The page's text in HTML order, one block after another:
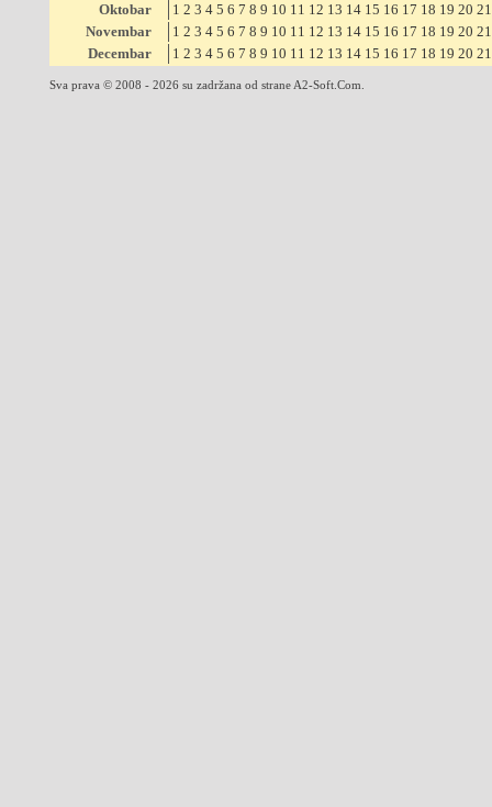
Oktobar
1 2 3 4 5 6 7 8 9 10 11 12 13 14 15 16 17 18 19 20 21
Novembar
1 2 3 4 5 6 7 8 9 10 11 12 13 14 15 16 17 18 19 20 21
Decembar
1 2 3 4 5 6 7 8 9 10 11 12 13 14 15 16 17 18 19 20 21
Sva prava © 2008 - 2026 su zadržana od strane A2-Soft.Com.